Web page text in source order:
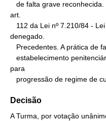
art.
denegado.
para
progressão de regime de
Decisão
A Turma, por votação